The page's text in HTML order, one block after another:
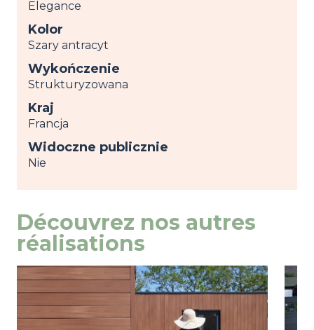
Elegance
Kolor
Szary antracyt
Wykończenie
Strukturyzowana
Kraj
Francja
Widoczne publicznie
Nie
Découvrez nos autres
réalisations
Image
przeglądaj